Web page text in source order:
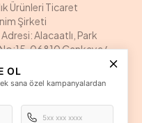
Ürünleri Ticaret
Şirketi
Alacaatlı, Park
06810 Çankaya/
Adresi: Alacaatlı, Park
06810 Çankaya/
OL
sana özel kampanyalardan